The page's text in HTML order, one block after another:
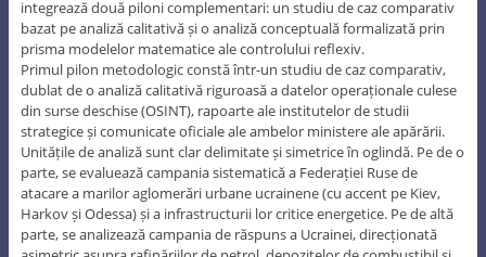
integrează două piloni complementari: un studiu de caz comparativ
bazat pe analiză calitativă și o analiză conceptuală formalizată prin
prisma modelelor matematice ale controlului reflexiv.
Primul pilon metodologic constă într-un studiu de caz comparativ,
dublat de o analiză calitativă riguroasă a datelor operaționale culese
din surse deschise (OSINT), rapoarte ale institutelor de studii
strategice și comunicate oficiale ale ambelor ministere ale apărării.
Unitățile de analiză sunt clar delimitate și simetrice în oglindă. Pe de o
parte, se evaluează campania sistematică a Federației Ruse de
atacare a marilor aglomerări urbane ucrainene (cu accent pe Kiev,
Harkov și Odessa) și a infrastructurii lor critice energetice. Pe de altă
parte, se analizează campania de răspuns a Ucrainei, direcționată